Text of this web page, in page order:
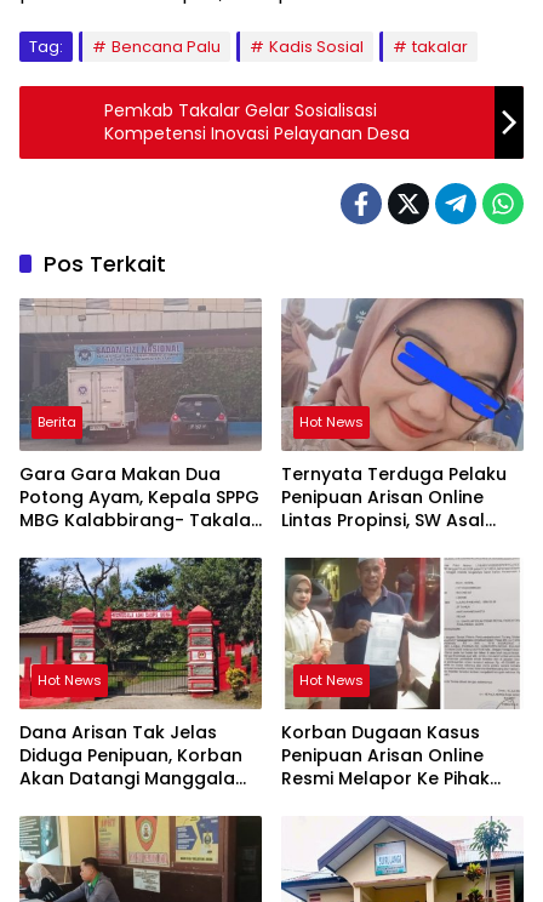
Tag: Bencana Palu Kadis Sosial takalar
Pemkab Takalar Gelar Sosialisasi
Kompetensi Inovasi Pelayanan Desa
Pos Terkait
Berita
Gara Gara Makan Dua
Potong Ayam, Kepala SPPG
MBG Kalabbirang- Takalar
Hot News
Ternyata Terduga Pelaku
Penipuan Arisan Online
Lintas Propinsi, SW Asal
Hot News
Dana Arisan Tak Jelas
Diduga Penipuan, Korban
Akan Datangi Manggala
Kepala Balai Kehutanan
Bulurokeng Turun Tangan
Hot News
Korban Dugaan Kasus
Penipuan Arisan Online
Resmi Melapor Ke Pihak